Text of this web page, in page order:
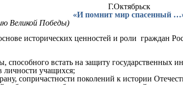
Г.Октябрьск
«И помнит мир спасенный
Великой Победы)
исторических ценностей и роли граждан
встать на защиту государственных
личности учащихся;
сопричастности поколений к истории